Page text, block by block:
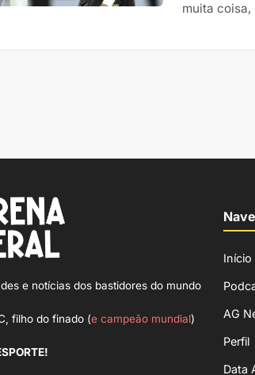
muita coisa,
e notícias dos bastidores do mundo
filho do finado (e campeão mundial)
Início
AG
Perfil
Data